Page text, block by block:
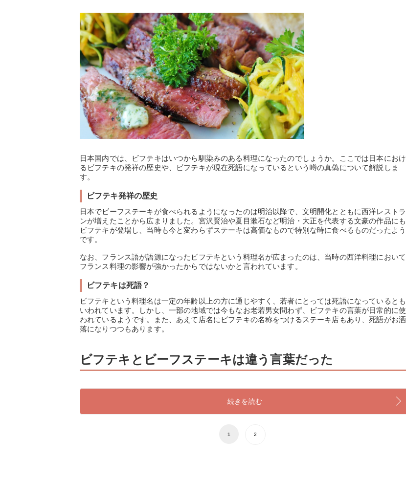
日本国内では、ビフテキはいつから馴染みのある料理になったのでしょうか。ここでは日本におけ
るビフテキの発祥の歴史や、ビフテキが現在死語になっているという噂の真偽について解説しま
す。
ビフテキ発祥の歴史
日本でビーフステーキが食べられるようになったのは明治以降で、文明開化とともに西洋レストラ
ンが増えたことから広まりました。宮沢賢治や夏目漱石など明治・大正を代表する文豪の作品にも
ビフテキが登場し、当時も今と変わらずステーキは高価なもので特別な時に食べるものだったよう
です。
なお、フランス語が語源になったビフテキという料理名が広まったのは、当時の西洋料理において
フランス料理の影響が強かったからではないかと言われています。
ビフテキは死語？
ビフテキという料理名は一定の年齢以上の方に通じやすく、若者にとっては死語になっているとも
いわれています。しかし、一部の地域では今もなお老若男女問わず、ビフテキの言葉が日常的に使
われているようです。また、あえて店名にビフテキの名称をつけるステーキ店もあり、死語がお洒
落になりつつもあります。
ビフテキとビーフステーキは違う言葉だった
続きを読む
1 2